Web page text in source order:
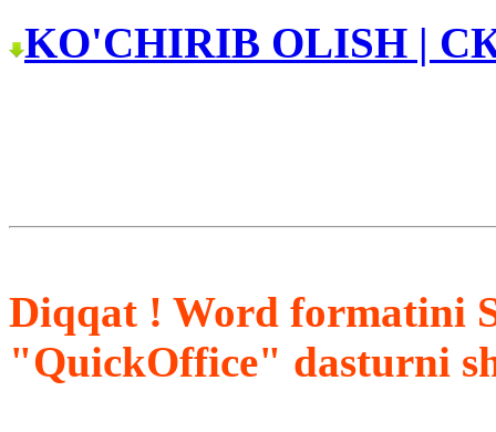
KO'CHIRIB OLISH |
Diqqat ! Word formatini
"QuickOffice" dasturni